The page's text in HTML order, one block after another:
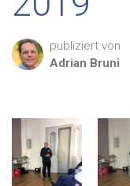
publiziert von
Adrian Bruni